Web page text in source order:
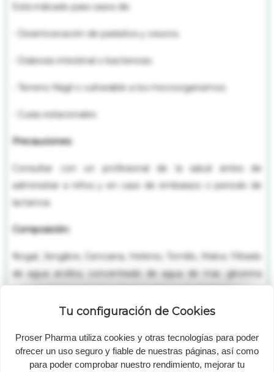
Está indicado para casos de:
- Desintoxicación de parásitos y oxiuros.
- Disbiosis intestinal o bacteriosis.
- Terreno frágil o vulnerable a los microorganismos.
- Curas estacionales
Precauciones:
Consultar con un profesional de la salud antes de
administrar a niños y en caso de embarazo o periodo de
lactancia.
Composición:
Nogal, Jengibre, Genciana, Helenio, Tomillo, Malva. Filtrado
de agua arcillos, concentrado de agua de mar, glicerina
Modo de empleo:
Tomar de 1 a 3 dosis-tapón al día en 1/2 vaso de agua fuera
de las comidas.
Tu configuración de Cookies
Proser Pharma utiliza cookies y otras tecnologías para poder
ofrecer un uso seguro y fiable de nuestras páginas, así como
para poder comprobar nuestro rendimiento, mejorar tu